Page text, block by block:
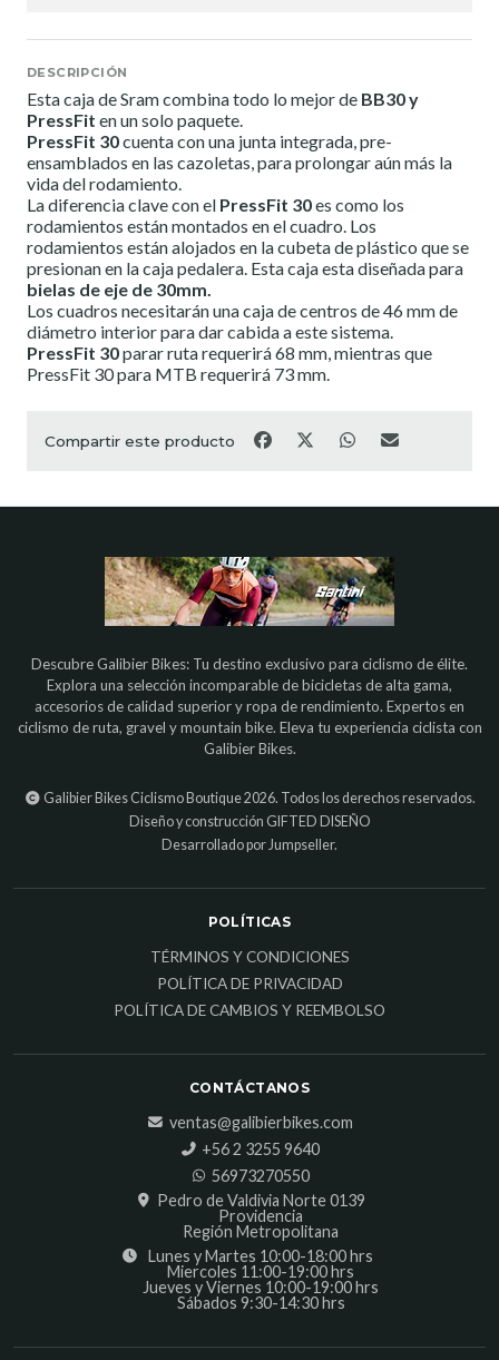
DESCRIPCIÓN
Esta caja de Sram combina todo lo mejor de BB30 y
PressFit en un solo paquete.
PressFit 30cuenta con una junta integrada, pre-
ensamblados en las cazoletas, para prolongar aún más la
vida del rodamiento.
La diferencia clave con el PressFit 30es como los
rodamientos están montados en el cuadro. Los
rodamientos están alojados en la cubeta de plástico que se
presionan en la caja pedalera. Esta caja esta diseñada para
bielas de eje de 30mm.
Los cuadros necesitarán una caja de centros de 46 mm de
diámetro interior para dar cabida a este sistema.
PressFit 30parar ruta requerirá 68 mm, mientras que
PressFit 30 para MTB requerirá 73 mm.
Compartir este producto
Descubre Galibier Bikes: Tu destino exclusivo para ciclismo de élite.
Explora una selección incomparable de bicicletas de alta gama,
accesorios de calidad superior y ropa de rendimiento. Expertos en
ciclismo de ruta, gravel y mountain bike. Eleva tu experiencia ciclista con
Galibier Bikes.
Galibier Bikes Ciclismo Boutique 2026. Todos los derechos reservados.
Diseño y construcción GIFTED DISEÑO
Desarrollado por Jumpseller.
POLÍTICAS
TÉRMINOS Y CONDICIONES
POLÍTICA DE PRIVACIDAD
POLÍTICA DE CAMBIOS Y REEMBOLSO
CONTÁCTANOS
ventas@galibierbikes.com
‎+56 2 3255 9640
56973270550
Pedro de Valdivia Norte 0139
Providencia
Región Metropolitana
Lunes y Martes 10:00-18:00 hrs
Miercoles 11:00-19:00 hrs
Jueves y Viernes 10:00-19:00 hrs
Sábados 9:30-14:30 hrs